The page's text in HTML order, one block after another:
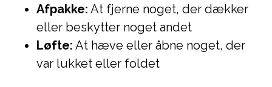
Afpakke: At fjerne noget, der dækker
eller beskytter noget andet
Løfte: At hæve eller åbne noget, der
var lukket eller foldet